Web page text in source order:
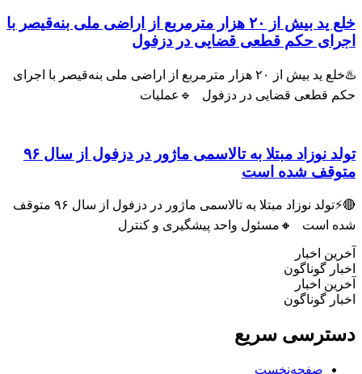
خلع ید بیش از ۲۰ هزار مترمربع از اراضی ملی بنه‌قیصر با
اجرای حکم قطعی قضایی در دزفول
♨️خلع ید بیش از ۲۰ هزار مترمربع از اراضی ملی بنه‌قیصر با اجرای
حکم قطعی قضایی در دزفول 🔹عملیات
تولد نوزاد مبتلا به تالاسمی ماژور در دزفول از سال ۹۶
متوقف شده است
🔴⚡تولد نوزاد مبتلا به تالاسمی ماژور در دزفول از سال ۹۶ متوقف
شده است 🔸مسئول واحد پیشگیری و کنترل
آخرین اخبار
اخبار گوناگون
آخرین اخبار
اخبار گوناگون
دسترسی سریع
صفحه‌نخست